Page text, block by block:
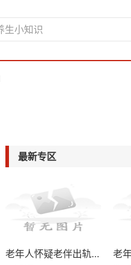
最新专区
老年人怀疑老伴出轨怎么治疗